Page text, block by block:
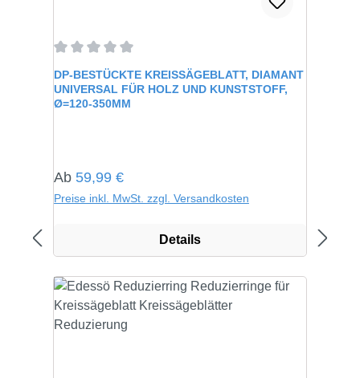
Durchschnittliche Bewertung von 0 von 5 Sternen
DP-BESTÜCKTE KREISSÄGEBLATT, DIAMANT
UNIVERSAL FÜR HOLZ UND KUNSTSTOFF,
Ø=120-350MM
Regulärer Preis:
Ab 59,99 €
Preise inkl. MwSt. zzgl. Versandkosten
Details